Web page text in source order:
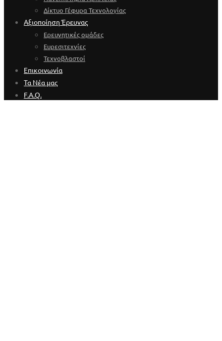
Δίκτυο Γέφυρα Τεχνολογίας
Αξιοποίηση Έρευνας
Ερευνητικές ομάδες
Ευρεσιτεχνίες
Τεχνοβλαστοί
Επικοινωνία
Τα Νέα μας
F.A.Q.